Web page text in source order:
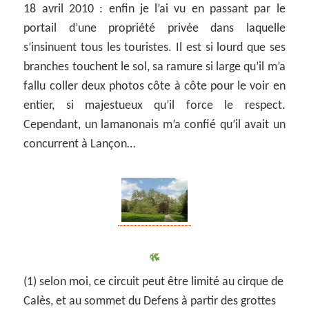
18 avril 2010 : enfin je l’ai vu en passant par le
portail d’une propriété privée dans laquelle
s’insinuent tous les touristes. Il est si lourd que ses
branches touchent le sol, sa ramure si large qu’il m’a
fallu coller deux photos côte à côte pour le voir en
entier, si majestueux qu’il force le respect.
Cependant, un lamanonais m’a confié qu’il avait un
concurrent à Lançon…
(1) selon moi, ce circuit peut être limité au cirque de
Calès, et au sommet du Defens à partir des grottes